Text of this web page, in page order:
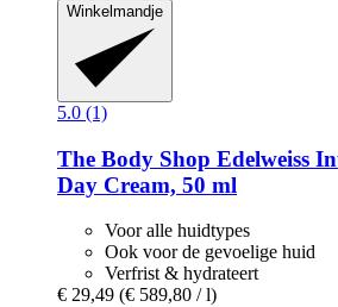
Winkelmandje
5.0 (1)
The Body Shop Edelweiss
Day Cream, 50 ml
Voor alle huidtypes
Ook voor de gevoelige huid
Verfrist & hydrateert
€ 29,49 (€ 589,80 / l)